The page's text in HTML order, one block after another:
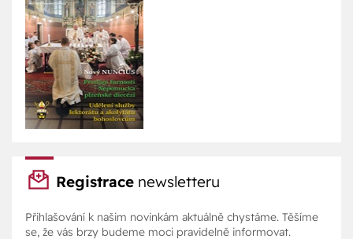
Registrace newsletteru
Přihlašování k našim novinkám aktuálně chystáme. Těšíme
se, že vás brzy budeme moci pravidelně informovat.